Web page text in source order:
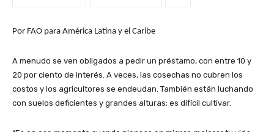
Por FAO para América Latina y el Caribe
A menudo se ven obligados a pedir un préstamo, con entre 10 y
20 por ciento de interés. A veces, las cosechas no cubren los
costos y los agricultores se endeudan. También están luchando
con suelos deficientes y grandes alturas; es difícil cultivar.